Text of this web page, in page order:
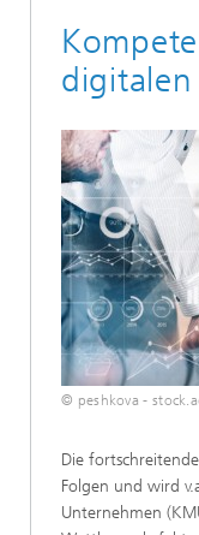
digitalen
© peshkova -
Die
Folgen und wird
Unternehmen